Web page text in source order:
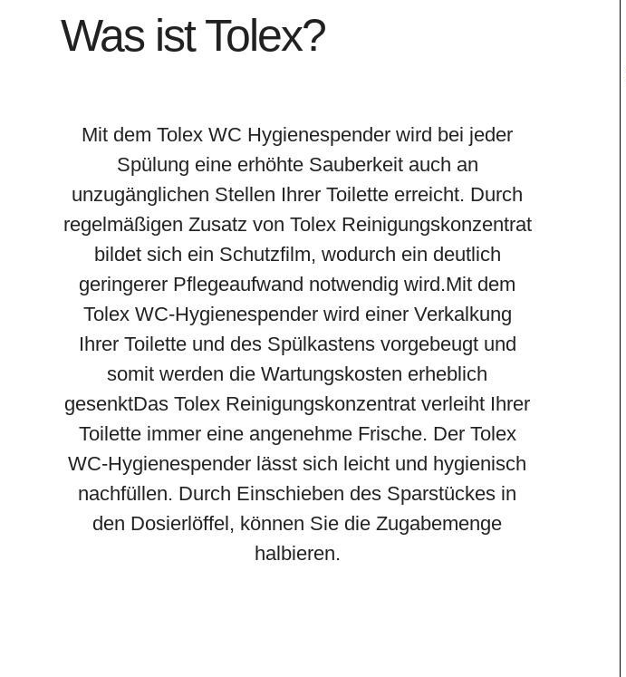
Was ist Tolex?
Mit dem Tolex WC Hygienespender wird bei jeder
Spülung eine erhöhte Sauberkeit auch an
unzugänglichen Stellen Ihrer Toilette erreicht. Durch
regelmäßigen Zusatz von Tolex Reinigungskonzentrat
bildet sich ein Schutzfilm, wodurch ein deutlich
geringerer Pflegeaufwand notwendig wird.Mit dem
Tolex WC-Hygienespender wird einer Verkalkung
Ihrer Toilette und des Spülkastens vorgebeugt und
somit werden die Wartungskosten erheblich
gesenktDas Tolex Reinigungskonzentrat verleiht Ihrer
Toilette immer eine angenehme Frische. Der Tolex
WC-Hygienespender lässt sich leicht und hygienisch
nachfüllen. Durch Einschieben des Sparstückes in
den Dosierlöffel, können Sie die Zugabemenge
halbieren.